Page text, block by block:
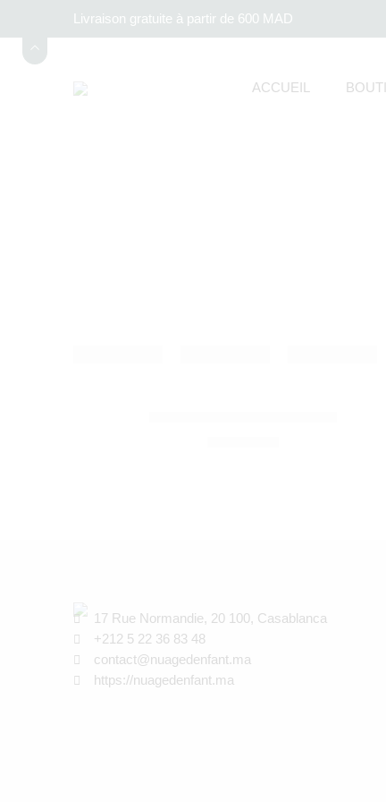
Livraison gratuite à partir de 600 MAD
ACCUEIL
17 Rue Normandie, 20 100, Casablanca
+212 5 22 36 83 48
contact@nuagedenfant.ma
https://nuagedenfant.ma